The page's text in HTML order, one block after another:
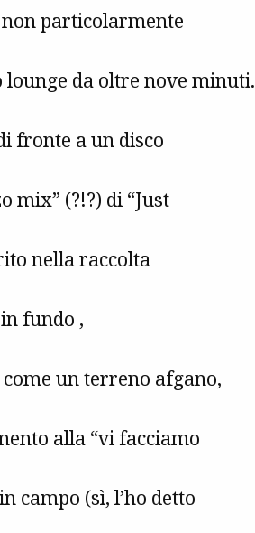
non particolarmente
da oltre nove minuti.
fronte a un disco
mix” (?!?) di “Just
nella raccolta
fundo ,
un terreno afgano,
alla “vi facciamo
campo (sì, l’ho detto